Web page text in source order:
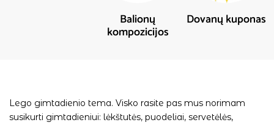
Balionų
kompozicijos
Dovanų kuponas
Lego gimtadienio tema. Visko rasite pas mus norimam
susikurti gimtadieniui: lėkštutės, puodeliai, servetėlės,